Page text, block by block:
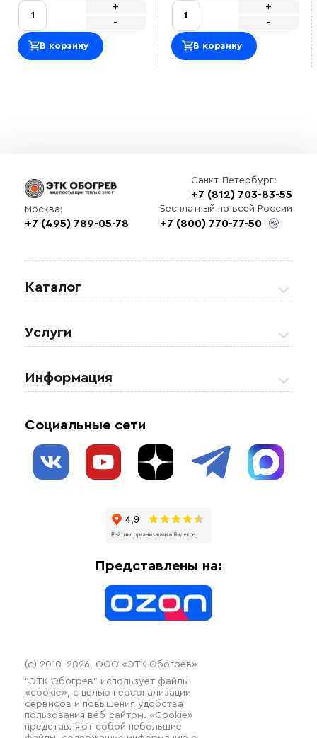
-
+
В корзину
-
+
В корзину
Санкт-Петербург:
+7 (812) 703-83-55
Москва:
+7 (495) 789-05-78
Бесплатный по всей России
+7 (800) 770-77-50
Каталог
Регулирующая аппаратура
Взрывозащищенное оборудование
Системы защиты от протечки
Отопительное оборудование
Услуги
Обогрев резервуаров
Обогрев трубопроводов
Информация
Блог
Социальные сети
Представлены на:
(c) 2010–2026, ООО «ЭТК Обогрев»
“ЭТК Обогрев” использует файлы
«cookie», с целью персонализации
сервисов и повышения удобства
пользования веб-сайтом. «Cookie»
представляют собой небольшие